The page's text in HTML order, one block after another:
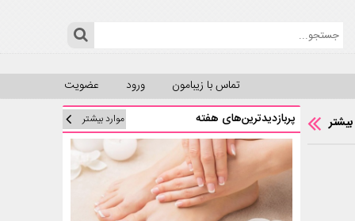
عضویت ورود
تماس با زیبامون
پربازدیدترین‌های هفته موارد بیشتر